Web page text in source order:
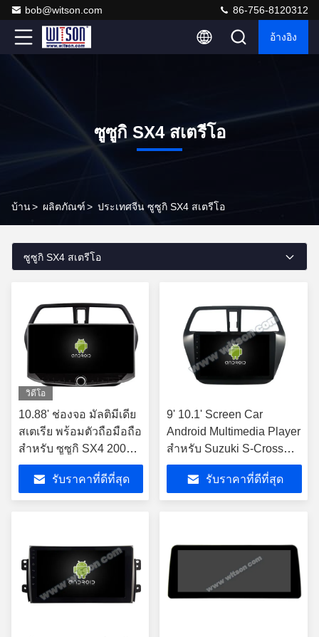
bob@witson.com 86-756-8120312
อ้างอิง
ซูซูกิ SX4 สเตรีโอ
บ้าน> ผลิตภัณฑ์> ประเทศจีน ซูซูกิ SX4 สเตรีโอ
ซูซูกิ SX4 สเตรีโอ
วิดีโอ
10.88' ช่องจอ มัลติมีเดีย
สเตเรีย พร้อมตัวถือมือถือ
สําหรับ ซูซูกิ SX4 2006-
2013 GPS CarPlay
Player Multimed
รับราคาที่ดีที่สุด
9' 10.1' Screen Car
Android Multimedia Player
สําหรับ Suzuki S-Cross
SX4 2014-2017 2014 S
Cross
รับราคาที่ดีที่สุด